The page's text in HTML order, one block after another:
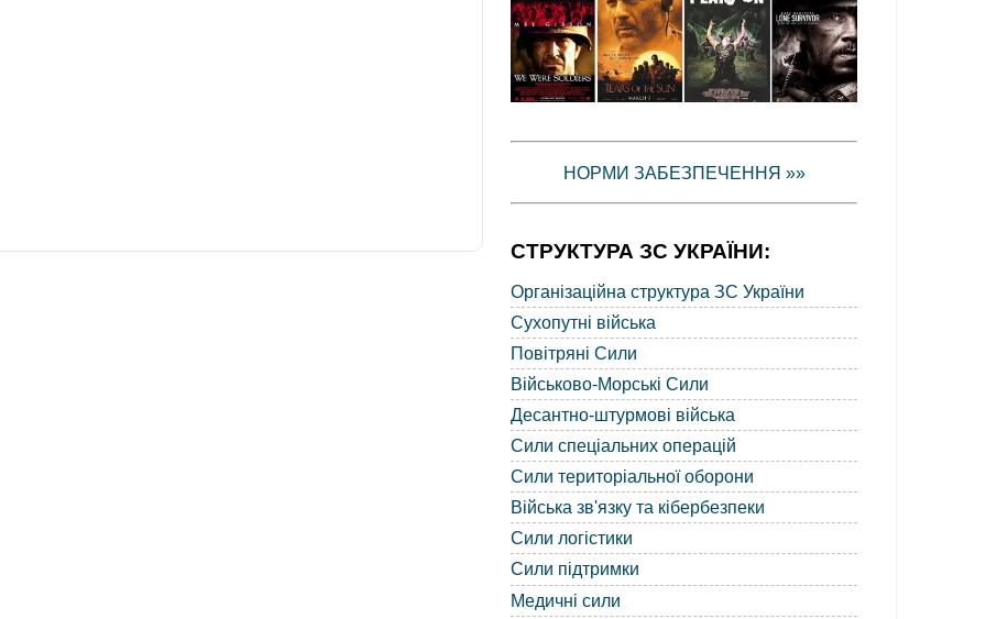
НОРМИ ЗАБЕЗПЕЧЕННЯ »»
СТРУКТУРА ЗС УКРАЇНИ:
Організаційна структура ЗС України
Сухопутні війська
Повітряні Сили
Військово-Морські Сили
Десантно-штурмові війська
Сили спеціальних операцій
Сили територіальної оборони
Війська зв'язку та кібербезпеки
Сили логістики
Сили підтримки
Медичні сили